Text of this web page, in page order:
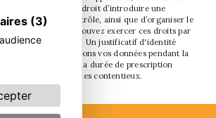
(3)
à tout moment et du droit d’introduire une
autorité de contrôle, ainsi que d’organiser le
post-mortem. Vous pouvez exercer ces droits par
courrier électronique. Un justificatif d'identité
Nous conservons vos données pendant la
puis pendant la durée de prescription
et de gestion des contentieux.